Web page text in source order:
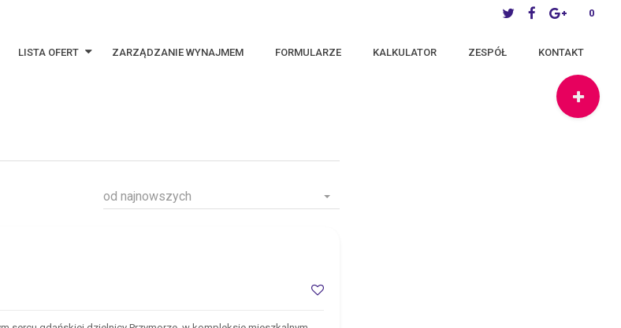
0
LISTA OFERT
Notes
ZARZĄDZANIE WYNAJMEM FORMULARZE KALKULATOR ZESPÓŁ KONTAKT
od najnowszych